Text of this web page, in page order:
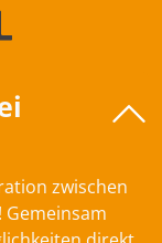
zwischen